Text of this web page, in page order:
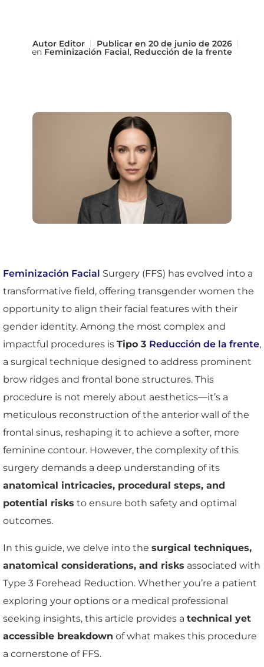
AutorEditor Publicar en 20 de junio de 2026
en Feminización Facial, Reducción de la frente
Feminización Facial Surgery (FFS) has evolved into a
transformative field, offering transgender women the
opportunity to align their facial features with their
gender identity. Among the most complex and
impactful procedures is Tipo 3 Reducción de la frente,
a surgical technique designed to address prominent
brow ridges and frontal bone structures. This
procedure is not merely about aesthetics—it’s a
meticulous reconstruction of the anterior wall of the
frontal sinus, reshaping it to achieve a softer, more
feminine contour. However, the complexity of this
surgery demands a deep understanding of its
anatomical intricacies, procedural steps, and
potential risks to ensure both safety and optimal
outcomes.
In this guide, we delve into the surgical techniques,
anatomical considerations, and risks associated with
Type 3 Forehead Reduction. Whether you’re a patient
exploring your options or a medical professional
seeking insights, this article provides a technical yet
accessible breakdown of what makes this procedure
a cornerstone of FFS.